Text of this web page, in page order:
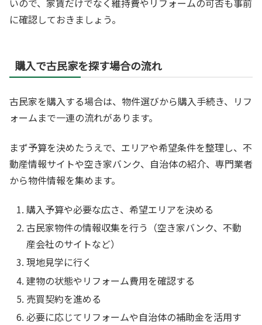
いので、家賃だけでなく維持費やリフォームの可否も事前
に確認しておきましょう。
購入で古民家を探す場合の流れ
古民家を購入する場合は、物件選びから購入手続き、リフ
ォームまで一連の流れがあります。
まず予算を決めたうえで、エリアや希望条件を整理し、不
動産情報サイトや空き家バンク、自治体の紹介、専門業者
から物件情報を集めます。
購入予算や必要な広さ、希望エリアを決める
古民家物件の情報収集を行う（空き家バンク、不動
産会社のサイトなど）
現地見学に行く
建物の状態やリフォーム費用を確認する
売買契約を進める
必要に応じてリフォームや自治体の補助金を活用す